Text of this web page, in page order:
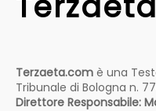
Terzaeta.com è una
Tribunale di Bologna n.
Direttore Responsabile: